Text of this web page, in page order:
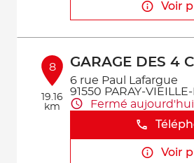
Voir
8
19.16
km
GARAGE DES 4
6 rue Paul Lafargue
91550 PARAY-
Fermé aujourd'hui
Voir